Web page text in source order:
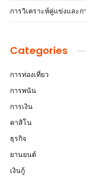
การวิเคราะห์คู่แข่งและ
Categories
การท่องเที่ยว
การพนัน
การเงิน
คาสิโน
ธุรกิจ
ยานยนต์
เงินกู้